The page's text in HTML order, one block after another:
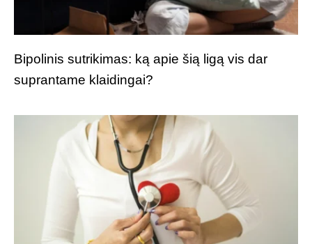
Bipolinis sutrikimas: ką apie šią ligą vis dar
suprantame klaidingai?